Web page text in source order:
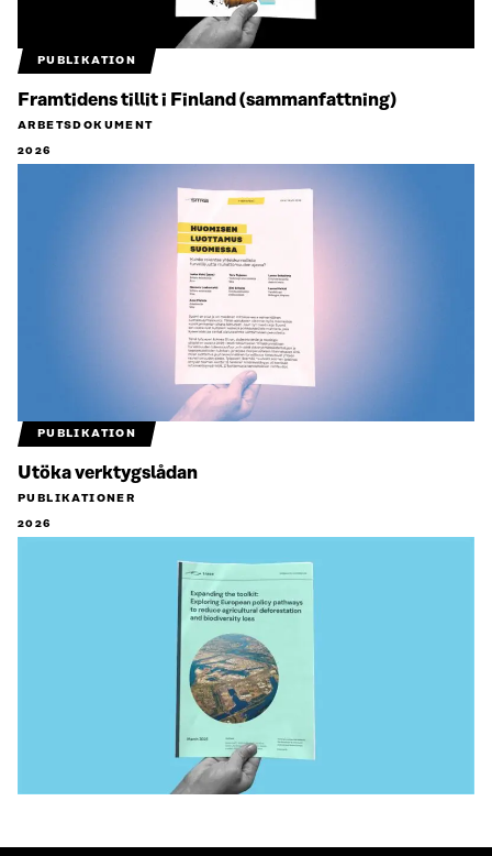
PUBLIKATION
Framtidens tillit i Finland (sammanfattning)
ARBETSDOKUMENT
2026
PUBLIKATION
Utöka verktygslådan
PUBLIKATIONER
2026